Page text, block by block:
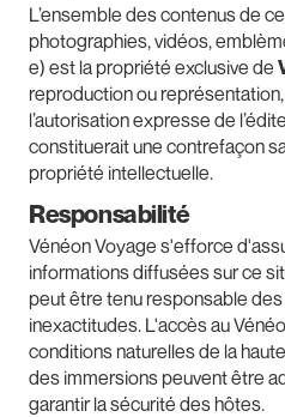
L’ensemble des contenus de
photographies, vidéos,
e) est la propriété exclusive de
reproduction ou
l’autorisation expresse de
constituerait une contrefaçon
propriété intellectuelle.
Responsabilité
Vénéon Voyage s'efforce
informations diffusées sur ce
peut être tenu responsable
inexactitudes. L'accès au
conditions naturelles de la
des immersions peuvent être
garantir la sécurité des hôtes.